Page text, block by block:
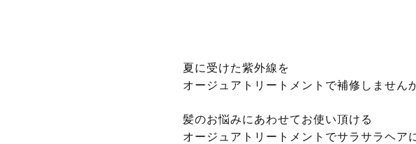
夏に受けた紫外線を
オージュアトリートメントで補修しません
髪のお悩みにあわせてお使い頂ける
オージュアトリートメントでサラサラヘア